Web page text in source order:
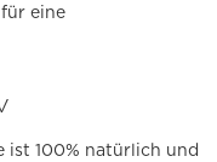
eine
ist 100% natürlich und